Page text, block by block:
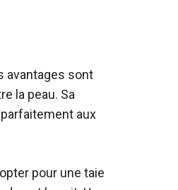
avantages sont
la peau. Sa
aux
pour une taie